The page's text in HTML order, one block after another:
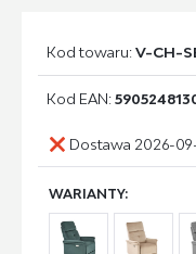
Kod towaru:V-CH-
Kod EAN:
Dostawa 2026-
WARIANTY: